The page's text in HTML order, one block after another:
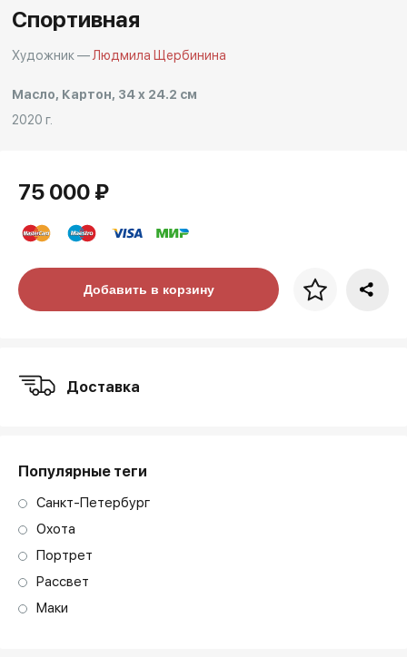
Спортивная
Художник —Людмила Щербинина
Масло, Картон, 34 x 24.2 см
2020 г.
75 000 ₽
Цена за багетДобавить в корзину
Доставка
Популярные теги
Санкт-Петербург
Охота
Портрет
Рассвет
Маки